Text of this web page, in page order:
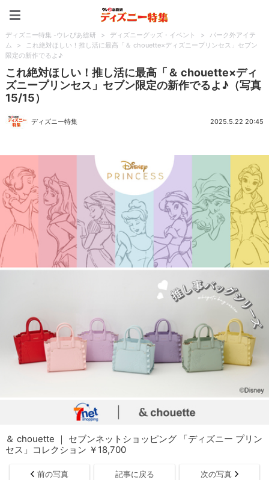
ディズニー特集 -ウレぴあ総研 > ディズニーグッズ・イベント >
パーク外アイテ
ム
>
これ絶対ほしい！推し活に最高「＆ chouette×ディズニープリンセス」セブン
限定の新作でるよ♪
これ絶対ほしい！推し活に最高「＆ chouette×ディ
ズニープリンセス」セブン限定の新作でるよ♪（写真
15/15）
ディズニー特集 2025.5.22 20:45
＆ chouette ｜ セブンネットショッピング 「ディズニー プリン
セス」コレクション ￥18,700
前の写真 記事に戻る 次の写真